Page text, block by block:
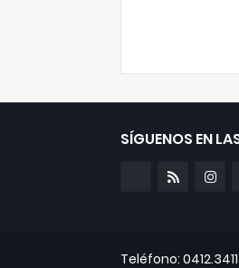
SÍGUENOS EN
Teléfono: